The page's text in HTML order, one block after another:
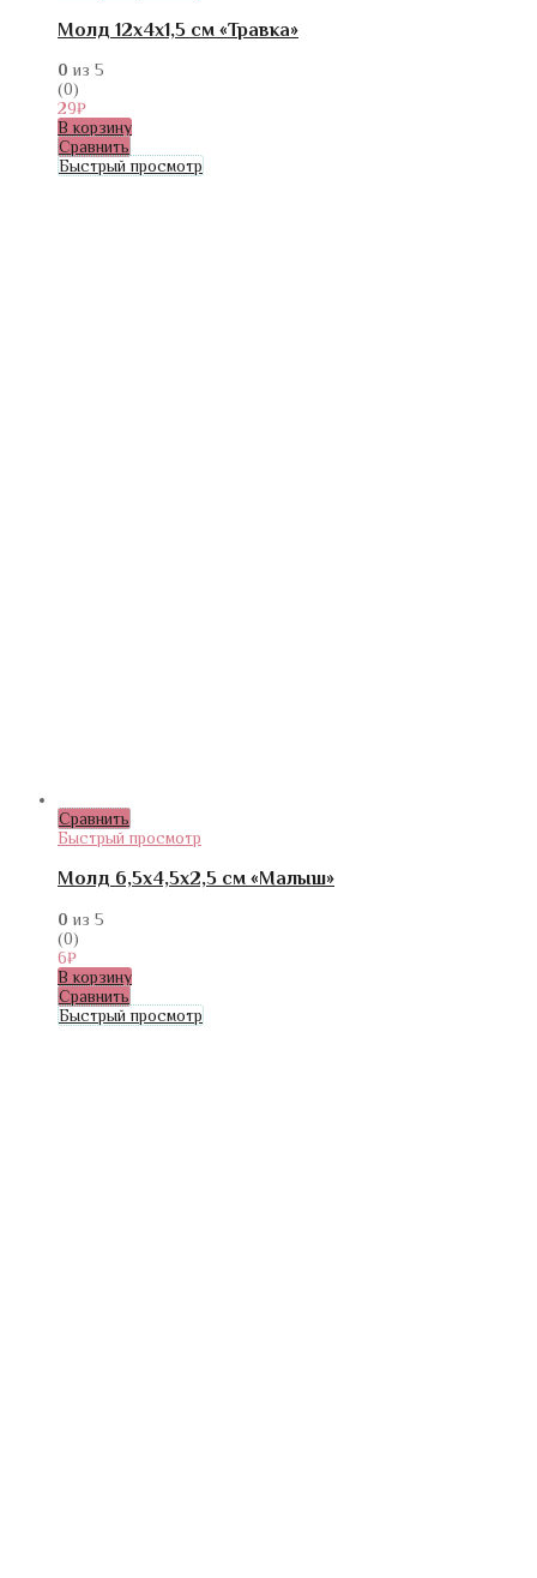
Молд 12х4х1,5 см «Травка»
0 из 5
(0)
29₽
В корзину
Сравнить
Быстрый просмотр
Сравнить
Быстрый просмотр
Молд 6,5х4,5х2,5 см «Малыш»
0 из 5
(0)
6₽
В корзину
Сравнить
Быстрый просмотр